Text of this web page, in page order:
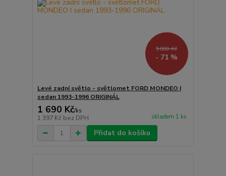
5 880 Kč
- 71 %
Levé zadní světlo - světlomet FORD MONDEO I
sedan 1993-1996 ORIGINÁL
1 690 Kč/ks
1 397 Kč bez DPH skladem 1 ks
Přidat do košíku